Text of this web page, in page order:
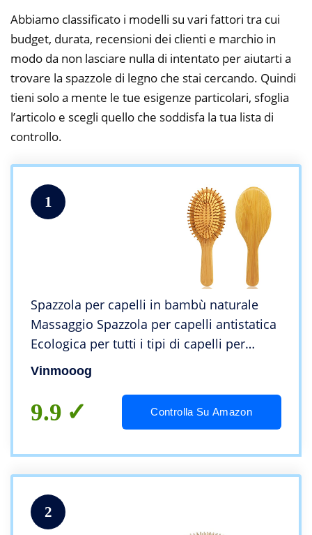
Abbiamo classificato i modelli su vari fattori tra cui
budget, durata, recensioni dei clienti e marchio in
modo da non lasciare nulla di intentato per aiutarti a
trovare la spazzole di legno che stai cercando. Quindi
tieni solo a mente le tue esigenze particolari, sfoglia
l’articolo e scegli quello che soddisfa la tua lista di
controllo.
1
Spazzola per capelli in bambù naturale
Massaggio Spazzola per capelli antistatica
Ecologica per tutti i tipi di capelli per
uomo donna
Vinmooog
9.9 Controlla Su Amazon
2